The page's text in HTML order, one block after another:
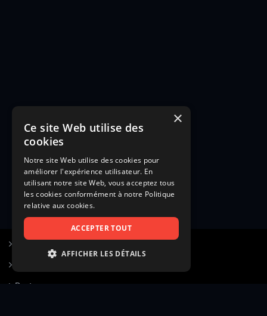
Poster une annonce
×
Ce site Web utilise des
cookies
Notre site Web utilise des cookies pour
améliorer l'expérience utilisateur. En
utilisant notre site Web, vous acceptez tous
les cookies conformément à notre Politique
relative aux cookies.
ACCEPTER TOUT
AFFICHER LES DÉTAILS